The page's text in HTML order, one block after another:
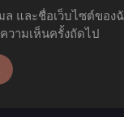
ไทย
ล และชื่อเว็บไซต์ของ
วามเห็นครั้งถัดไป